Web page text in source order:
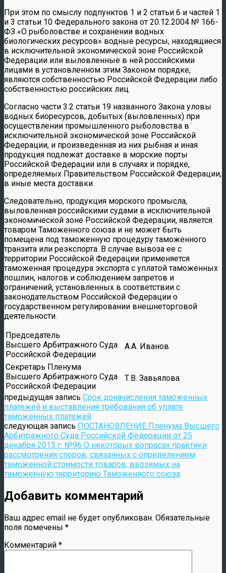
При этом по смыслу подпунктов 1 и 2 статьи 6 и частей 1
и 3 статьи 10 Федерального закона от 20.12.2004 № 166-
ФЗ «О рыболовстве и сохранении водных
биологических ресурсов» водные ресурсы, находящиеся
в исключительной экономической зоне Российской
Федерации или выловленные в ней российскими
лицами в установленном этим Законом порядке,
являются собственностью Российской Федерации либо
собственностью российских лиц.
Согласно части 3.2 статьи 19 названного Закона уловы
водных биоресурсов, добытых (выловленных) при
осуществлении промышленного рыболовства в
исключительной экономической зоне Российской
Федерации, и произведенная из них рыбная и иная
продукция подлежат доставке в морские порты
Российской Федерации или в случаях и порядке,
определяемых Правительством Российской Федерации,
в иные места доставки.
Следовательно, продукция морского промысла,
выловленная российскими судами в исключительной
экономической зоне Российской Федерации, является
товаром Таможенного союза и не может быть
помещена под таможенную процедуру таможенного
транзита или реэкспорта. В случае вывоза ее с
территории Российской Федерации применяется
таможенная процедура экспорта с уплатой таможенных
пошлин, налогов и соблюдением запретов и
ограничений, установленных в соответствии с
законодательством Российской Федерации о
государственном регулировании внешнеторговой
деятельности.
Председатель
Высшего Арбитражного Суда
Российской Федерации
А.А. Иванов
Секретарь Пленума
Высшего Арбитражного Суда
Российской Федерации
Т.В. Завьялова
предыдущая запись Срок доначисления таможенных
платежей и выставления требования об уплате
таможенных платежей
следующая запись ПОСТАНОВЛЕНИЕ Пленума Высшего
Арбитражного Суда Российской Федерации от 25
декабря 2013 г. №96 О некоторых вопросах практики
рассмотрения споров, связанных с определением
таможенной стоимости товаров, ввозимых на
таможенную территорию Таможенного союза
Добавить комментарий
Ваш адрес email не будет опубликован. Обязательные
поля помечены *
Комментарий *